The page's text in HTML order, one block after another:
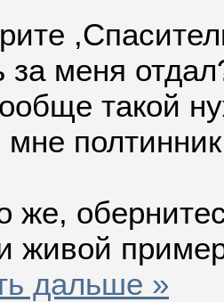
меня
такой
мне
же,
живой
дальше »